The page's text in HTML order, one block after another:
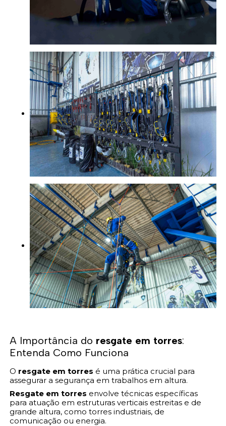
A Importância do resgate em torres:
Entenda Como Funciona
O resgate em torres é uma prática crucial para
assegurar a segurança em trabalhos em altura.
Resgate em torres envolve técnicas específicas
para atuação em estruturas verticais estreitas e de
grande altura, como torres industriais, de
comunicação ou energia.